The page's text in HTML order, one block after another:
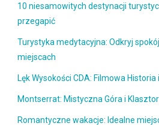
10 niesamowitych destynacji
przegapić
Turystyka medytacyjna: Odkryj
miejscach
Lęk Wysokości CDA: Filmowa
Montserrat: Mistyczna Góra i
Romantyczne wakacje: Idealne